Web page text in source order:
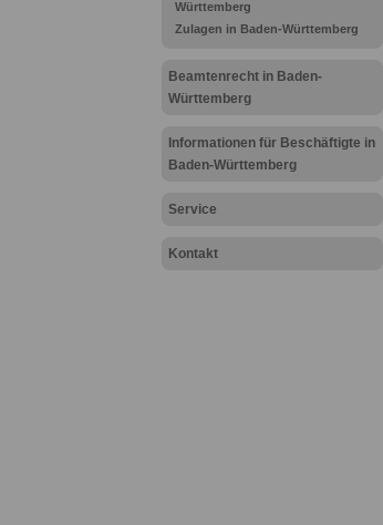
Württemberg
Zulagen in Baden-Württemberg
Beamtenrecht in Baden-
Württemberg
Informationen für Beschäftigte in
Baden-Württemberg
Service
Kontakt